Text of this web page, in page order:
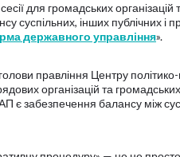
для громадських організацій
суспільних, інших публічних і
державного управління».
правління Центру
організацій та
є забезпечення балансу між